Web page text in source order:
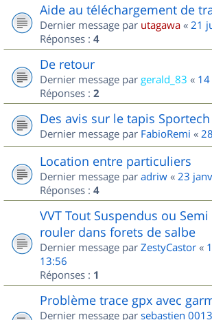
Aide au téléchargement de
Dernier message par utagawa « 21
Réponses : 4
De retour
Dernier message par gerald_83 «
Réponses : 2
Des avis sur le tapis Sportech
Dernier message par FabioRemi «
Location entre particuliers
Dernier message par adriw « 23
Réponses : 4
VVT Tout Suspendus ou
rouler dans forets de salbe
Dernier message par ZestyCastor «
13:56
Réponses : 1
Problème trace gpx avec
Dernier message par sebastien 0013